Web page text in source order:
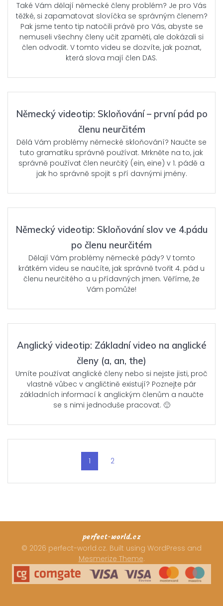
Také Vám dělají německé členy problém? Je pro Vás
těžké, si zapamatovat slovíčka se správným členem?
Pak jsme tento tip natočili právě pro Vás, abyste se
nemuseli všechny členy učit zpaměti, ale dokázali si
člen odvodit. V tomto videu se dozvíte, jak poznat,
která slova mají člen DAS.
Německý videotip: Skloňování – první pád po
členu neurčitém
Dělá Vám problémy německé skloňování? Naučte se
tuto gramatiku správně používat. Mrkněte na to, jak
správně používat člen neurčitý (ein, eine) v 1. pádě a
jak ho správně spojit s pří davnými jmény.
Německý videotip: Skloňování slov ve 4.pádu
po členu neurčitém
Dělají Vám problémy německé pády? V tomto
krátkém videu se naučíte, jak správně tvořit 4. pád u
členu neurčitého a u přídavných jmen. Věříme, že
Vám pomůže!
Anglický videotip: Základní video na anglické
členy (a, an, the)
Umíte používat anglické členy nebo si nejste jisti, proč
vlastně vůbec v angličtině existují? Poznejte pár
základních informací k anglickým členům a naučte
se s nimi jednoduše pracovat. 🙂
navigation
Page
1 Page
2
perfect-world.cz
© 2026 perfect-world.cz. Built using WordPress and
Mesmerize Theme.